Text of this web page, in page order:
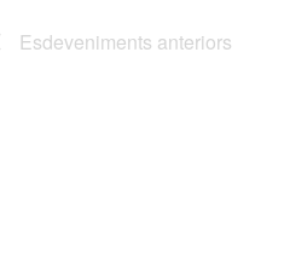
Esdeveniments anteriors